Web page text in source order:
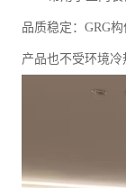
品质稳定：GRG
产品也不受环境